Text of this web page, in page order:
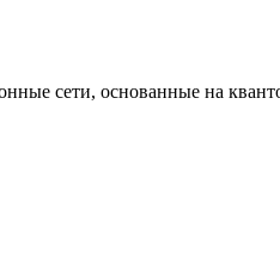
сети, основанные на